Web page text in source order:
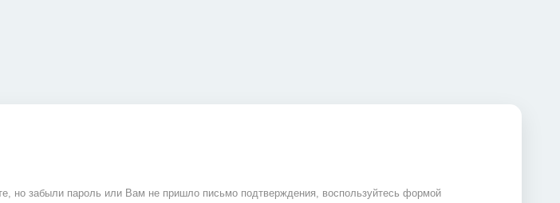
но забыли пароль или Вам не пришло письмо подтверждения, воспользуйтесь формой